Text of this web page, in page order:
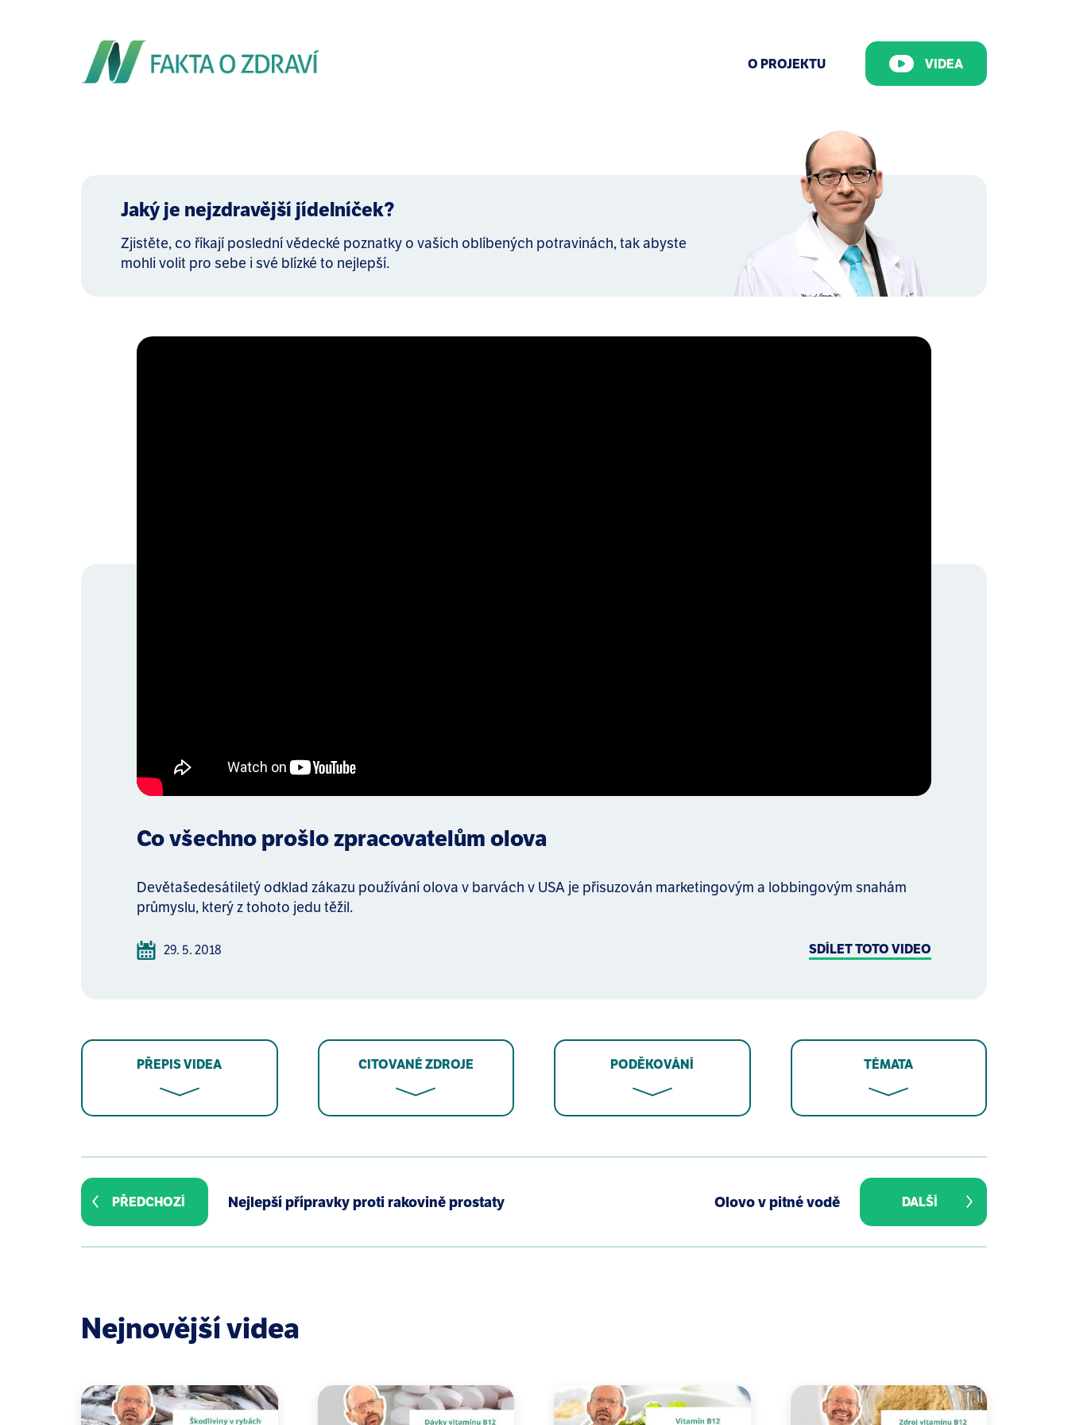
O PROJEKTU VIDEA
Jaký je nejzdravější jídelníček?
Zjistěte, co říkají poslední vědecké poznatky o vašich oblíbených potravinách, tak abyste
mohli volit pro sebe i své blízké to nejlepší.
Co všechno prošlo zpracovatelům olova
Devětašedesátiletý odklad zákazu používání olova v barvách v USA je přisuzován marketingovým a lobbingovým snahám
průmyslu, který z tohoto jedu těžil.
29. 5. 2018 SDÍLET TOTO VIDEO
PŘEPIS VIDEA CITOVANÉ ZDROJE PODĚKOVÁNÍ TÉMATA
Silbergeld EK. Annotation: protection of the public interest, allegations of scientific misconduct, and the Needleman case.
Am J Public Health. 1995 Feb;85(2):165-6.
Markowitz G, Rosner D. "Cater to the children": the role of the lead industry in a public health tragedy, 1900-1955. Am J Public
Health. 2000 Jan;90(1):36-46.
〈http://www.uwsp.edu/geo/courses/geog100/Icons&Photos/Lead11-23.jpg〉 (accessed January 6, 2006).
Rosner D, Markowitz G. “A Problem of Slum Dwellings and Relatively Ignorant Parents”: A History of Victim Blaming in the
Lanphear BP. The conquest of lead poisoning: a Pyrrhic victory. Environ Health Perspect. 2007 Oct;115(10):A484-5.
Rosner D, Markowitz G. The politics of lead toxicology and the devastating consequences for children. Am J Ind Med. 2007
PŘEDCHOZÍ Nejlepší přípravky proti rakovině prostaty Olovo v pitné vodě DALŠÍ
Nejnovější videa